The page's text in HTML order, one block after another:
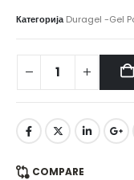
КатегоријаDuragel -Gel
COMPARE